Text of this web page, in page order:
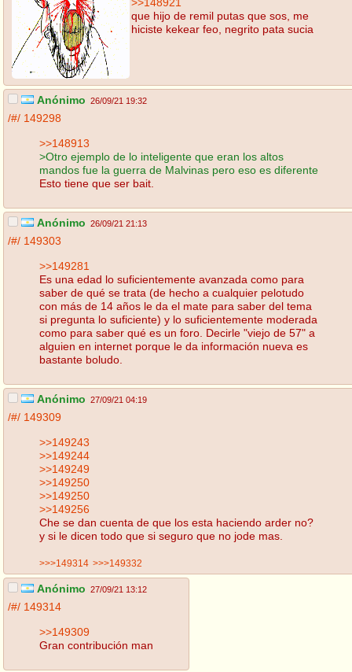
que hijo de remil putas que sos, me
hiciste kekear feo, negrito pata sucia
Anónimo 26/09/21 19:32
/#/ 149298
>>148913
>Otro ejemplo de lo inteligente que eran los altos
mandos fue la guerra de Malvinas pero eso es diferente
Esto tiene que ser bait.
Anónimo 26/09/21 21:13
/#/ 149303
>>149281
Es una edad lo suficientemente avanzada como para
saber de qué se trata (de hecho a cualquier pelotudo
con más de 14 años le da el mate para saber del tema
si pregunta lo suficiente) y lo suficientemente moderada
como para saber qué es un foro. Decirle "viejo de 57" a
alguien en internet porque le da información nueva es
bastante boludo.
Anónimo 27/09/21 04:19
/#/ 149309
>>149243
>>149244
>>149249
>>149250
>>149250
>>149256
Che se dan cuenta de que los esta haciendo arder no?
y si le dicen todo que si seguro que no jode mas.
>>>149314 >>>149332
Anónimo 27/09/21 13:12
/#/ 149314
>>149309
Gran contribución man